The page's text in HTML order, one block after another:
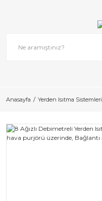
Anasayfa Yerden Isıtma Sistemleri